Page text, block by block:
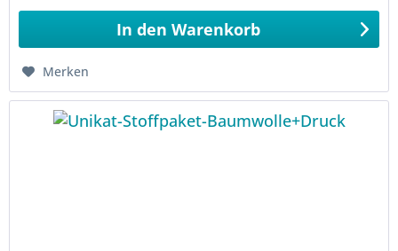
In den Warenkorb
Merken